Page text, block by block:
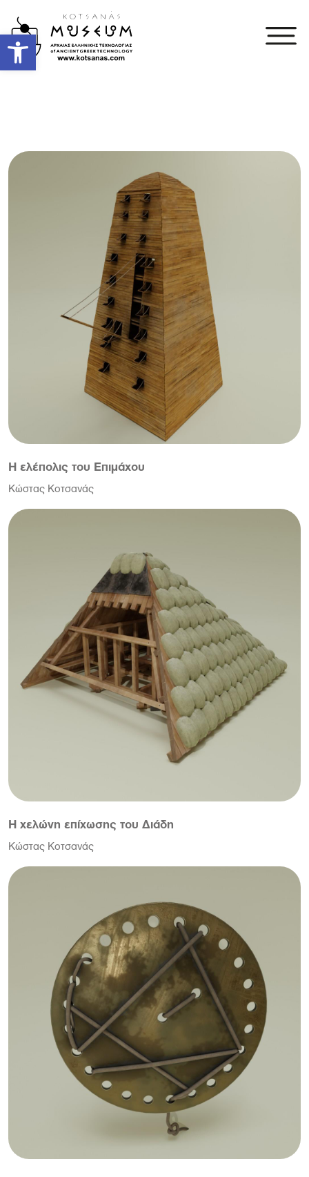
Open toolbar
Η ελέπολις του Επιμάχου
Κώστας Κοτσανάς
Η χελώνη επίχωσης του Διάδη
Κώστας Κοτσανάς